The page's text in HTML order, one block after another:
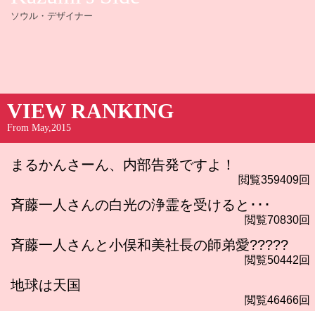
ソウル・デザイナー
VIEW RANKING
From May,2015
まるかんさーん、内部告発ですよ！
閲覧359409回
斉藤一人さんの白光の浄霊を受けると･･･
閲覧70830回
斉藤一人さんと小俣和美社長の師弟愛?????
閲覧50442回
地球は天国
閲覧46466回